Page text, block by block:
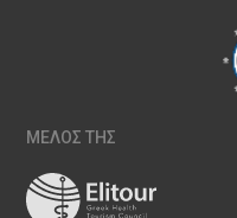
ΜΕΛΟΣ ΤΗΣ